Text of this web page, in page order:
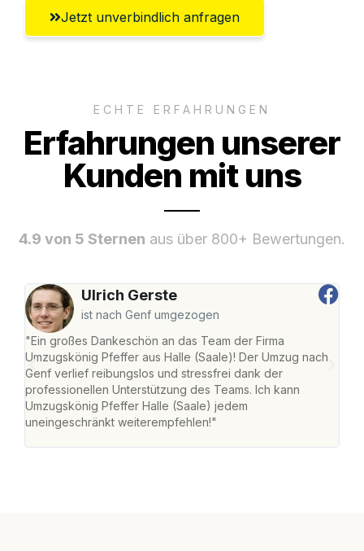
Jetzt unverbindlich anfragen
ECHTE ERFAHRUNGEN
Erfahrungen unserer
Kunden mit uns
4.9 von 5 Sternen aus über 800+ Bewertungen.
Ulrich Gerste
ist nach Genf umgezogen
"Ein großes Dankeschön an das Team der Firma
Umzugskönig Pfeffer aus Halle (Saale)! Der Umzug nach
Genf verlief reibungslos und stressfrei dank der
professionellen Unterstützung des Teams. Ich kann
Umzugskönig Pfeffer Halle (Saale) jedem
uneingeschränkt weiterempfehlen!"